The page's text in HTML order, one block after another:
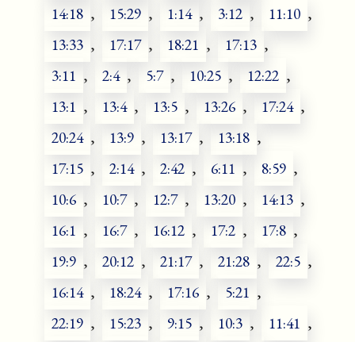
14:18 , 15:29 , 1:14 , 3:12 , 11:10 ,
13:33 , 17:17 , 18:21 , 17:13 ,
3:11 , 2:4 , 5:7 , 10:25 , 12:22 ,
13:1 , 13:4 , 13:5 , 13:26 , 17:24 ,
20:24 , 13:9 , 13:17 , 13:18 ,
17:15 , 2:14 , 2:42 , 6:11 , 8:59 ,
10:6 , 10:7 , 12:7 , 13:20 , 14:13 ,
16:1 , 16:7 , 16:12 , 17:2 , 17:8 ,
19:9 , 20:12 , 21:17 , 21:28 , 22:5 ,
16:14 , 18:24 , 17:16 , 5:21 ,
22:19 , 15:23 , 9:15 , 10:3 , 11:41 ,